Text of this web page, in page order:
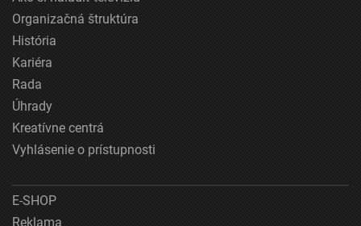
Organizačná štruktúra
História
Kariéra
Rada
Úhrady
Kreatívne centrá
Vyhlásenie o prístupnosti
E-SHOP
Reklama